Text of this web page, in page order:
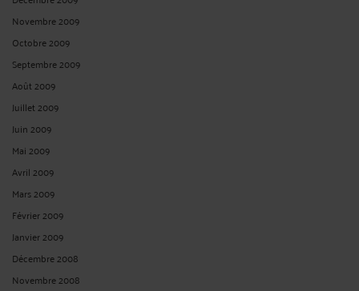
Novembre 2009
Octobre 2009
Septembre 2009
Août 2009
Juillet 2009
Juin 2009
Mai 2009
Avril 2009
Mars 2009
Février 2009
Janvier 2009
Décembre 2008
Novembre 2008